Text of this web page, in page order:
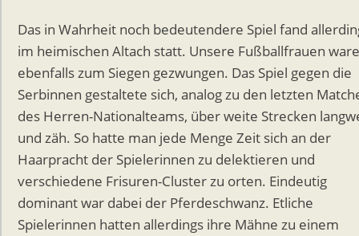
Das in Wahrheit noch bedeutendere Spiel fand
im heimischen Altach statt. Unsere Fußballfrauen
ebenfalls zum Siegen gezwungen. Das Spiel gegen die
Serbinnen gestaltete sich, analog zu den letzten
des Herren-Nationalteams, über weite Strecken
und zäh. So hatte man jede Menge Zeit sich an der
Haarpracht der Spielerinnen zu delektieren und
verschiedene Frisuren-Cluster zu orten. Eindeutig
dominant war dabei der Pferdeschwanz. Etliche
Spielerinnen hatten allerdings ihre Mähne zu einem